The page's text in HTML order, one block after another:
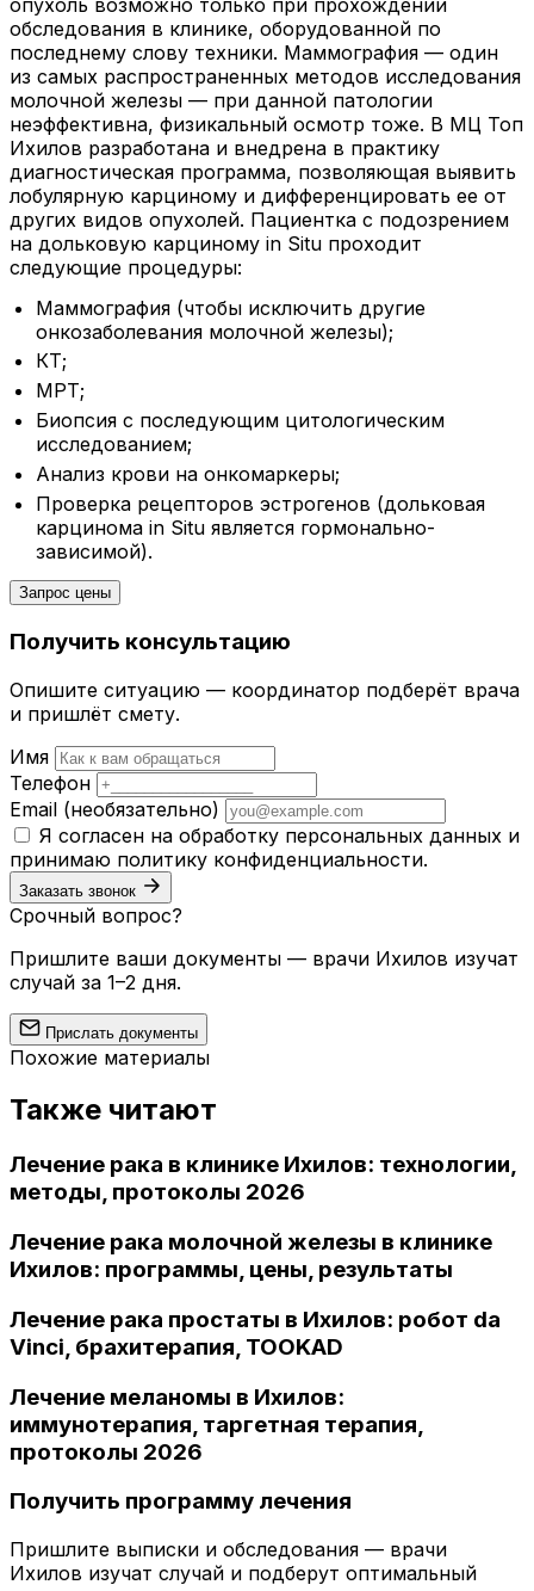
обследования в клинике, оборудованной по
последнему слову техники. Маммография — один
из самых распространенных методов исследования
молочной железы — при данной патологии
неэффективна, физикальный осмотр тоже. В МЦ Топ
Ихилов разработана и внедрена в практику
диагностическая программа, позволяющая выявить
лобулярную карциному и дифференцировать ее от
других видов опухолей. Пациентка с подозрением
на дольковую карциному in Situ проходит
следующие процедуры:
Маммография (чтобы исключить другие
онкозаболевания молочной железы);
КТ;
МРТ;
Биопсия с последующим цитологическим
исследованием;
Анализ крови на онкомаркеры;
Проверка рецепторов эстрогенов (дольковая
карцинома in Situ является гормонально-
зависимой).
Запрос цены
Получить консультацию
Опишите ситуацию — координатор подберёт врача
и пришлёт смету.
Имя
Телефон
Email (необязательно)
Я согласен на обработку персональных данных и
принимаю политику конфиденциальности.
Заказать звонок
Срочный вопрос?
Пришлите ваши документы — врачи Ихилов изучат
случай за 1–2 дня.
Прислать документы
Похожие материалы
Также читают
Лечение рака в клинике Ихилов: технологии,
методы, протоколы 2026
Лечение рака молочной железы в клинике
Ихилов: программы, цены, результаты
Лечение рака простаты в Ихилов: робот da
Vinci, брахитерапия, TOOKAD
Лечение меланомы в Ихилов:
иммунотерапия, таргетная терапия,
протоколы 2026
Получить программу лечения
Пришлите выписки и обследования — врачи
Ихилов изучат случай и подберут оптимальный